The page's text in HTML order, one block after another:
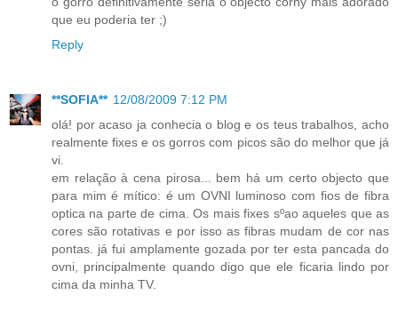
que eu poderia ter ;)
Reply
**SOFIA** 12/08/2009 7:12 PM
olá! por acaso ja conhecia o blog e os teus trabalhos, acho
realmente fixes e os gorros com picos são do melhor que já
vi.
em relação à cena pirosa... bem há um certo objecto que
para mim é mítico: é um OVNI luminoso com fios de fibra
optica na parte de cima. Os mais fixes sºao aqueles que as
cores são rotativas e por isso as fibras mudam de cor nas
pontas. já fui amplamente gozada por ter esta pancada do
ovni, principalmente quando digo que ele ficaria lindo por
cima da minha TV.